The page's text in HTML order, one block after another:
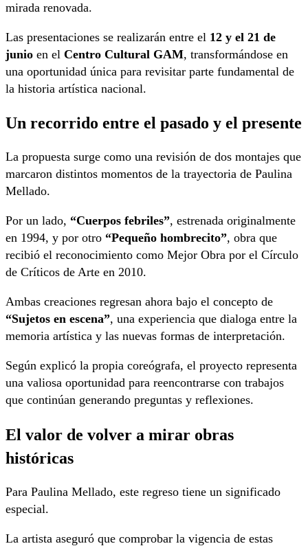
mirada renovada.
Las presentaciones se realizarán entre el 12 y el 21 de
junio en el Centro Cultural GAM, transformándose en
una oportunidad única para revisitar parte fundamental de
la historia artística nacional.
Un recorrido entre el pasado y el presente
La propuesta surge como una revisión de dos montajes que
marcaron distintos momentos de la trayectoria de Paulina
Mellado.
Por un lado, “Cuerpos febriles”, estrenada originalmente
en 1994, y por otro “Pequeño hombrecito”, obra que
recibió el reconocimiento como Mejor Obra por el Círculo
de Críticos de Arte en 2010.
Ambas creaciones regresan ahora bajo el concepto de
“Sujetos en escena”, una experiencia que dialoga entre la
memoria artística y las nuevas formas de interpretación.
Según explicó la propia coreógrafa, el proyecto representa
una valiosa oportunidad para reencontrarse con trabajos
que continúan generando preguntas y reflexiones.
El valor de volver a mirar obras
históricas
Para Paulina Mellado, este regreso tiene un significado
especial.
La artista aseguró que comprobar la vigencia de estas